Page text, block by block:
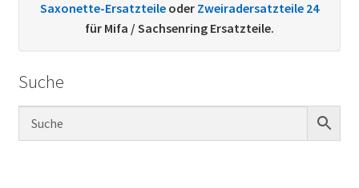
Kontakt
Sachs Ersatzteile
Saxonette-Ersatzteile oder Zweiradersatzteile 24
für Mifa / Sachsenring Ersatzteile.
Suche